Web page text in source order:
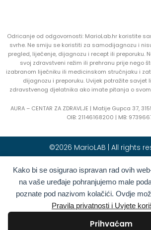
Kako bi se osigurao ispravan rad ovih
na vaše uređaje pohranjujemo male
poznate pod nazivom kolačići. Ovdje
Pravila privatnosti i Uvjete
Prihvaćam
Odricanje od odgovornosti: MarioLab.hr koristite
svrhe. Ne smiju se koristiti za samodijagnozu i
pregled, liječenje, dijagnozu i recept ili preporuku.
svoj zdravstveni režim ili prehranu prije nego
izabranom liječniku ili medicinskom stručnjaku i
dijagnozu i preporuku. Uvijek potražite savjet
zdravstvenog djelatnika ako imate pitanja o
AURA – CENTAR ZA ZDRAVLJE | Matije Gupca 37,
OIB: 21146168200 | MB:
©2026 MarioLAB | All rights
Hrvatski English(
Deutsch(Njemački)
Română(Rumunjski)
Български(Bugarski)
Grčki)